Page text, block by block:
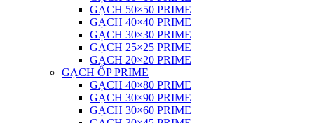
GẠCH 50×50 PRIME
GẠCH 40×40 PRIME
GẠCH 30×30 PRIME
GẠCH 25×25 PRIME
GẠCH 20×20 PRIME
GẠCH ỐP PRIME
GẠCH 40×80 PRIME
GẠCH 30×90 PRIME
GẠCH 30×60 PRIME